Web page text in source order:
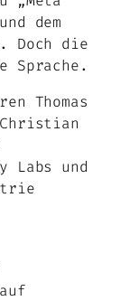
dem
Doch die
Sprache.
Thomas
Christian
Labs und